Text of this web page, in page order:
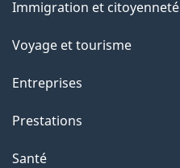
a
p
a
g
e
sujets
Immigration et citoyenneté
Voyage et tourisme
Entreprises
Prestations
Santé